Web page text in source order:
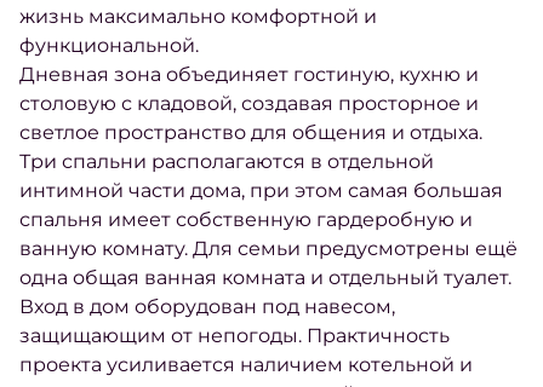
жизнь максимально комфортной и
функциональной.
Дневная зона объединяет гостиную, кухню и
столовую с кладовой, создавая просторное и
светлое пространство для общения и отдыха.
Три спальни располагаются в отдельной
интимной части дома, при этом самая большая
спальня имеет собственную гардеробную и
ванную комнату. Для семьи предусмотрены ещё
одна общая ванная комната и отдельный туалет.
Вход в дом оборудован под навесом,
защищающим от непогоды. Практичность
проекта усиливается наличием котельной и